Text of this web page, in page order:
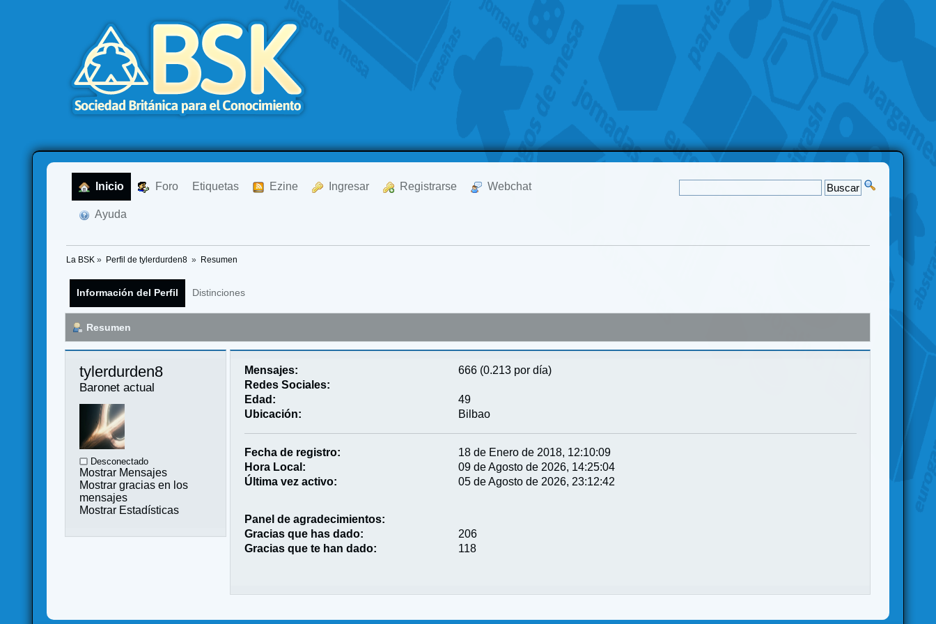
Inicio Foro Etiquetas Ezine Ingresar Registrarse Webchat
Ayuda
La BSK » Perfil de tylerdurden8 » Resumen
Información del Perfil Distinciones
Resumen
tylerdurden8
Baronet actual
Desconectado
Mostrar Mensajes
Mostrar gracias en los
mensajes
Mostrar Estadísticas
Mensajes:
666 (0.213 por día)
Redes Sociales:
Edad:
49
Ubicación:
Bilbao
Fecha de registro:
18 de Enero de 2018, 12:10:09
Hora Local:
09 de Agosto de 2026, 14:25:04
Última vez activo:
05 de Agosto de 2026, 23:12:42
Panel de agradecimientos:
Gracias que has dado:
206
Gracias que te han dado:
118